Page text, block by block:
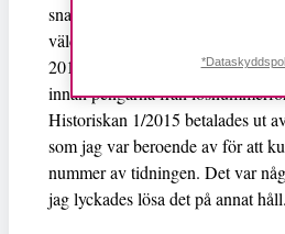
snabbt kan vända. Ett litet
väldigt små marginaler. Ett riktigt
2016 när jag insåg att det skulle
innan pengarna från
Historiskan 1/2015 betalades ut
som jag var beroende av för att
nummer av tidningen. Det var
jag lyckades lösa det på annat håll.